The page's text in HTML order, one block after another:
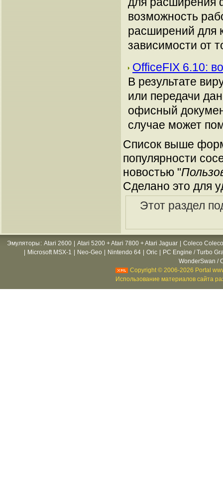
возможность
расширений для
зависимости от
OfficeFIX 6.10:
В результате
или передачи
офисный
случае может
Список выше
популярности
новостью "
Сделано это для
Этот раздел
Эмуляторы : Atari 2600 Atari 5200 + Atari 7800 + Atari Jaguar
Coleco
Microsoft MSX-1 Neo-Geo Nintendo 64 Oric
PC Engine / Turbo
WonderSwan /
Copyright © 2006-2026 Portal
Использование материалов сайта